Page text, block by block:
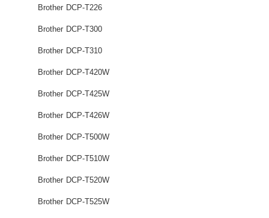
Brother DCP-T226
Brother DCP-T300
Brother DCP-T310
Brother DCP-T420W
Brother DCP-T425W
Brother DCP-T426W
Brother DCP-T500W
Brother DCP-T510W
Brother DCP-T520W
Brother DCP-T525W